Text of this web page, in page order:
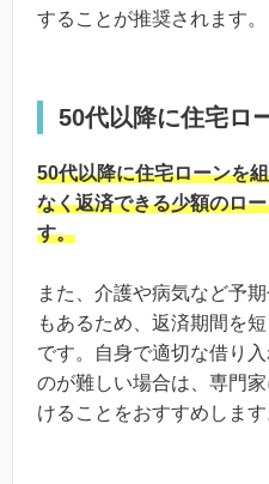
することが推奨されます。
50代以降に住宅ロ
50代以降に住宅ローンを
なく返済できる少額のロ
す。
また、介護や病気など予
もあるため、返済期間を
です。自身で適切な借り
のが難しい場合は、専門
けることをおすすめします